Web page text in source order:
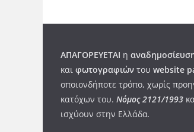
ΑΠΑΓΟΡΕΥΕΤΑΙ η
και φωτογραφιών του website
οποιονδήποτε τρόπο, χωρίς
κατόχων του. Νόμος 2121/1993
ισχύουν στην Ελλάδα.